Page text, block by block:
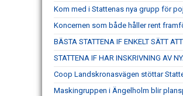
Kom med i Stattenas nya grupp för
Koncernen som både håller rent
BÄSTA STATTENA IF ENKELT SÄTT
STATTENA IF HAR INSKRIVNING AV
Coop Landskronasvägen stöttar
Maskingruppen i Ängelholm blir